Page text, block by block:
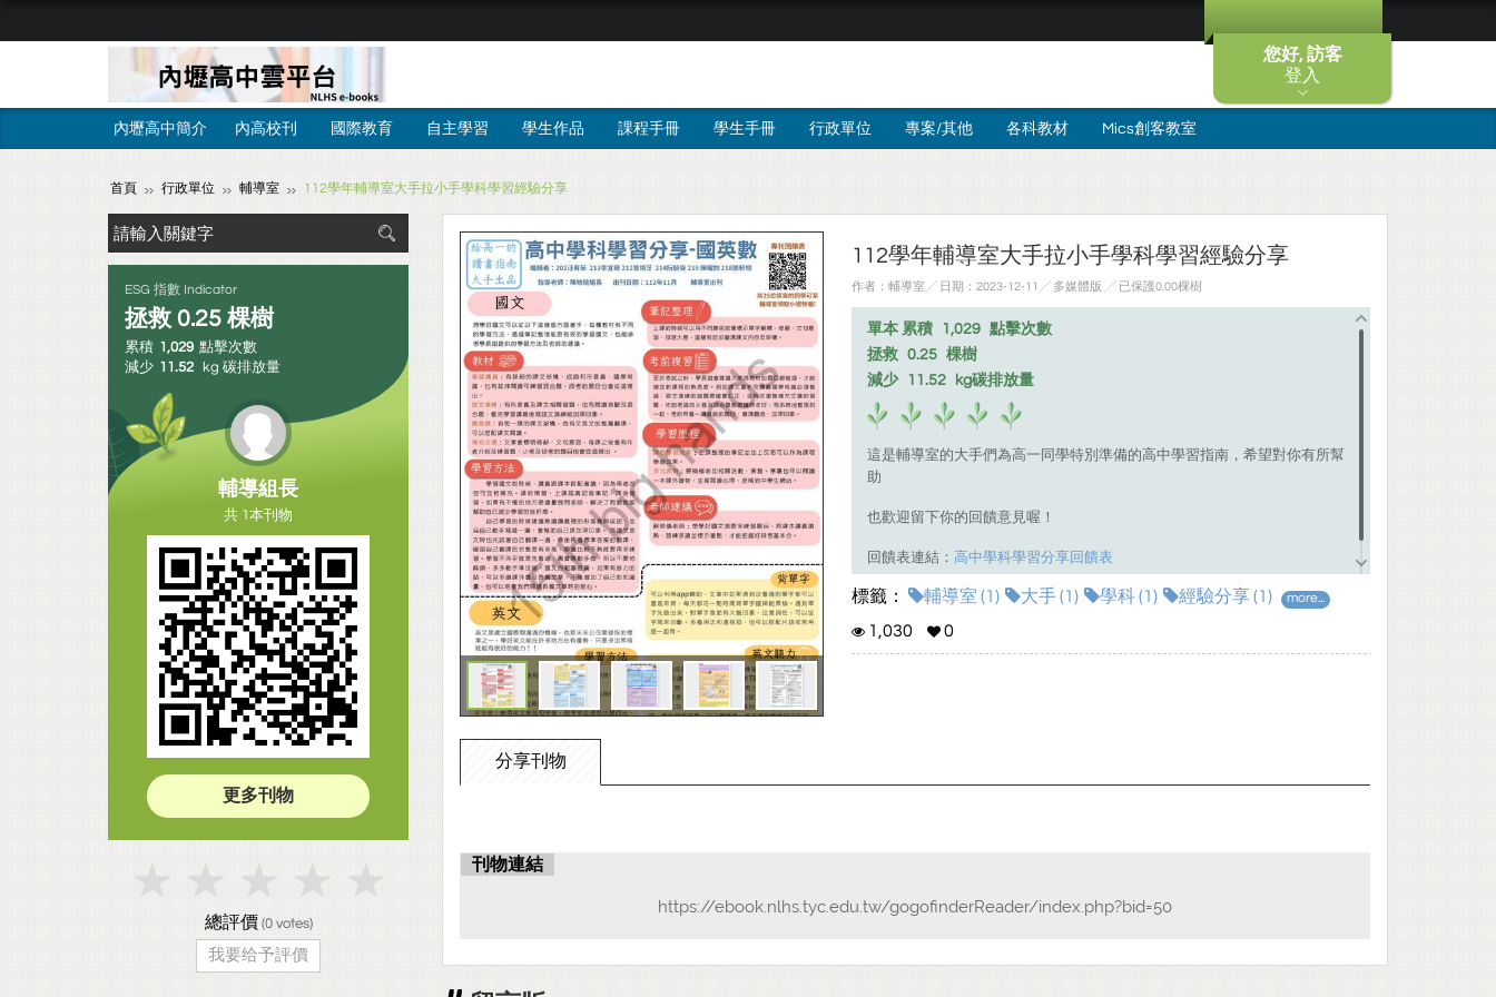
您好, 訪客
登入
內壢高中簡介 內高校刊 國際教育 自主學習 學生作品 課程手冊 學生手冊 行政單位 專案/其他 各科教材 Mics創客教室
首頁 行政單位 輔導室 112學年輔導室大手拉小手學科學習經驗分享
112學年輔導室大手拉小手學科學習經驗分享
作者：輔導室╱ 日期：2023-12-11╱ 多媒體版 ╱ 已保護0.00棵樹
單本 累積 1,029 點擊次數
拯救 0.25 棵樹
減少
11.52 kg碳排放量
這是輔導室的大手們為高一同學特別準備的高中學習指南，希望對你有所幫
助
也歡迎留下你的回饋意見喔！
回饋表連結： 高中學科學習分享回饋表
標籤： 輔導室 (1) 大手 (1) 學科 (1) 經驗分享 (1) more...
1,030 0
分享刊物
刊物連結
https://ebook.nlhs.tyc.edu.tw/gogofinderReader/index.php?bid=50
ESG 指數 Indicator
拯救 0.25 棵樹
累積 1,029 點擊次數
減少 11.52 kg 碳排放量
輔導組長
共 1本刊物
更多刊物
總評價 (0votes)
我要给予評價